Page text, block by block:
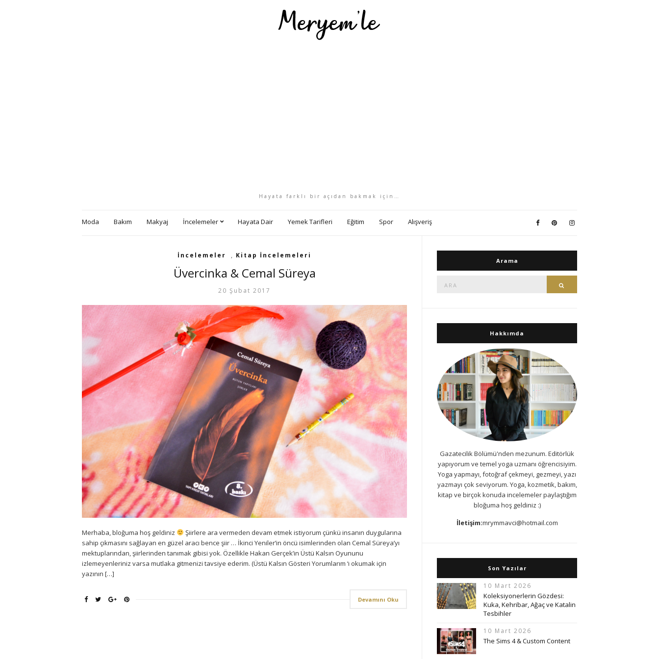
Hayata farklı bir açıdan bakmak için…
Moda Bakım Makyaj İncelemeler Hayata Dair Yemek Tarifleri Eğitim Spor Alışveriş
İncelemeler , Kitap İncelemeleri
Üvercinka & Cemal Süreya
20 Şubat 2017
Merhaba, bloğuma hoş geldiniz
Şiirlere ara vermeden devam etmek istiyorum çünkü insanın duygularına
sahip çıkmasını sağlayan en güzel aracı bence şiir … İkinci Yeniler’in öncü isimlerinden olan Cemal Süreya’yı
mektuplarından, şiirlerinden tanımak gibisi yok. Özellikle Hakan Gerçek’in Üstü Kalsın Oyununu
izlemeyenleriniz varsa mutlaka gitmenizi tavsiye ederim. (Üstü Kalsın Gösteri Yorumlarım ‘ı okumak için
yazının […]
Devamını Oku
Arama
Hakkımda
Gazatecilik Bölümü'nden mezunum. Editörlük
yapıyorum ve temel yoga uzmanı öğrencisiyim.
Yoga yapmayı, fotoğraf çekmeyi, gezmeyi, yazı
yazmayı çok seviyorum. Yoga, kozmetik, bakım,
kitap ve birçok konuda incelemeler paylaştığım
bloğuma hoş geldiniz :)
İletişim:mrymmavci@hotmail.com
Son Yazılar
10 Mart 2026
Koleksiyonerlerin Gözdesi:
Kuka, Kehribar, Ağaç ve Katalin
Tesbihler
10 Mart 2026
The Sims 4 & Custom Content